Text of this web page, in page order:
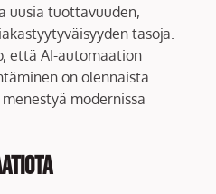
uusia tuottavuuden,
tasoja.
että AI-automaation
on olennaista
modernissa